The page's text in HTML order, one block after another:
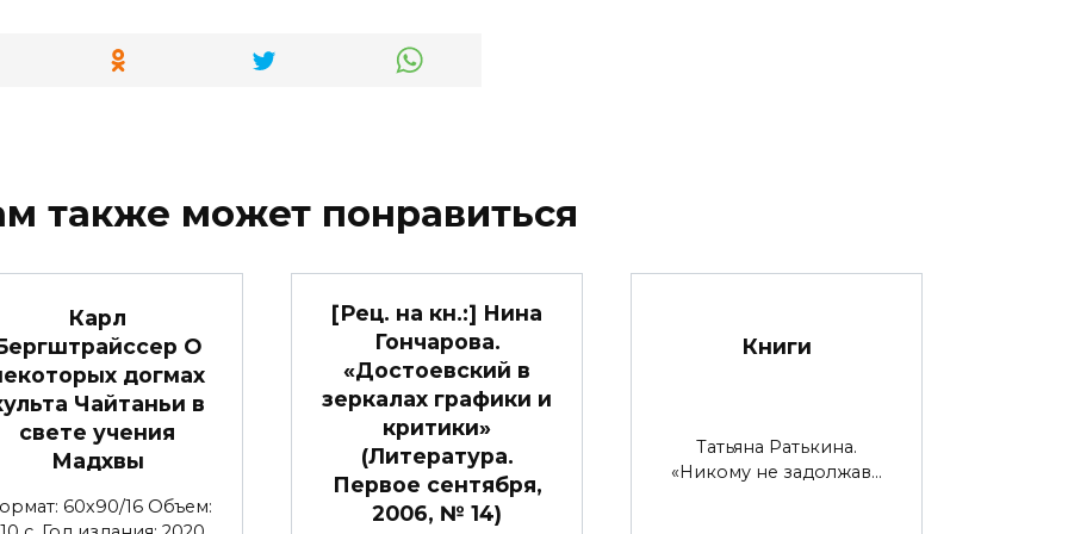
также может понравиться
Карл
О
догмах
Чайтаньи в
свете учения
Мадхвы
60х90/16 Объем:
[Рец. на кн.:] Нина
Гончарова.
«Достоевский в
зеркалах графики и
критики»
(Литература.
Первое сентября,
2006, № 14)
Книги
Татьяна Ратькина.
«Никому не задолжав…